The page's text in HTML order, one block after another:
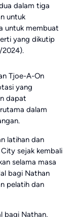
dalam tiga
untuk
untuk membuat
yang dikutip
2024).
Tjoe-A-On
yang
dapat
dalam
latihan dan
sejak kembali
selama masa
bagi Nathan
pelatih dan
bagi Nathan,